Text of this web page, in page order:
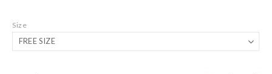
Size